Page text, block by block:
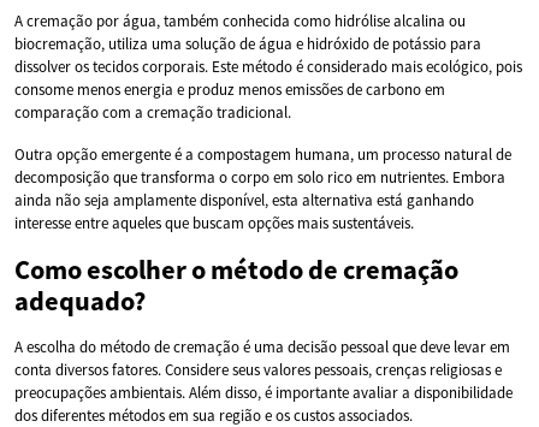
A cremação por água, também conhecida como hidrólise alcalina ou
biocremação, utiliza uma solução de água e hidróxido de potássio para
dissolver os tecidos corporais. Este método é considerado mais ecológico, pois
consome menos energia e produz menos emissões de carbono em
comparação com a cremação tradicional.
Outra opção emergente é a compostagem humana, um processo natural de
decomposição que transforma o corpo em solo rico em nutrientes. Embora
ainda não seja amplamente disponível, esta alternativa está ganhando
interesse entre aqueles que buscam opções mais sustentáveis.
Como escolher o método de cremação
adequado?
A escolha do método de cremação é uma decisão pessoal que deve levar em
conta diversos fatores. Considere seus valores pessoais, crenças religiosas e
preocupações ambientais. Além disso, é importante avaliar a disponibilidade
dos diferentes métodos em sua região e os custos associados.